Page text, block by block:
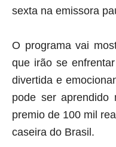
sexta na emissora
O programa vai
que irão se
divertida e
pode ser
premio de 100 mil
caseira do Brasil.